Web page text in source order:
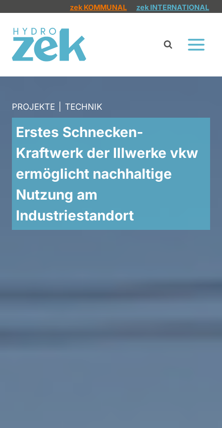
springen
zek KOMMUNAL zek INTERNATIONAL
PROJEKTE TECHNIK
Erstes Schnecken-
Kraftwerk der Illwerke vkw
ermöglicht nachhaltige
Nutzung am
Industriestandort